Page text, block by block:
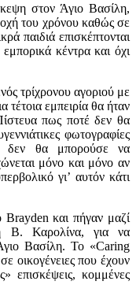
στον Άγιο Βασίλη,
του χρόνου καθώς σε
παιδιά επισκέπτονται
κέντρα και όχι
τρίχρονου αγοριού με
τέτοια εμπειρία θα ήταν
πως ποτέ δεν θα
φωτογραφίες
δεν θα μπορούσε να
μόνο και μόνο αν
γι’ αυτόν κάτι
και πήγαν μαζί
Β. Καρολίνα, για να
Βασίλη. Το «Caring
οικογένειες που έχουν
επισκέψεις, κομμένες